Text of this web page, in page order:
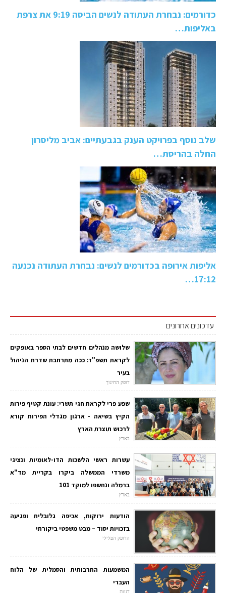
כדורמים: נבחרת העתודה לנשים הביסה 9:19 את צרפת
באליפות…
שלב נוסף בפרויקט הענק בגבעתיים: אביב מליסרון
החלה בהריסת…
אליפות אירופה בכדורמים לנשים: נבחרת העתודה נכנעה
17:12…
עדכונים אחרונים
שלושה מנהלים חדשים לבתי הספר באופקים
לקראת תשפ"ז: ככה מתרחבת שדרת הניהול
בעיר
דופק החינוך
שפע פרי לקראת חגי תשרי: עונת קטיף פירות
הקיץ בשיאה - ארגון מגדלי הפירות קורא
לרכוש תוצרת הארץ
בארץ
עשרות ראשי הלשכות הדו-לאומיות ונציגי
משרדי הממשלה ביקרו בקריית מד"א
ברמלה ונחשפו למוקד 101
בארץ
הודעות ירוקות, אכיפה גלובלית ופגיעה
בזכויות יסוד – מבט משפטי ביקורתי
הדופק הפלילי
המשמעות התרבותית והסמלית של הלוח
העברי
דעות